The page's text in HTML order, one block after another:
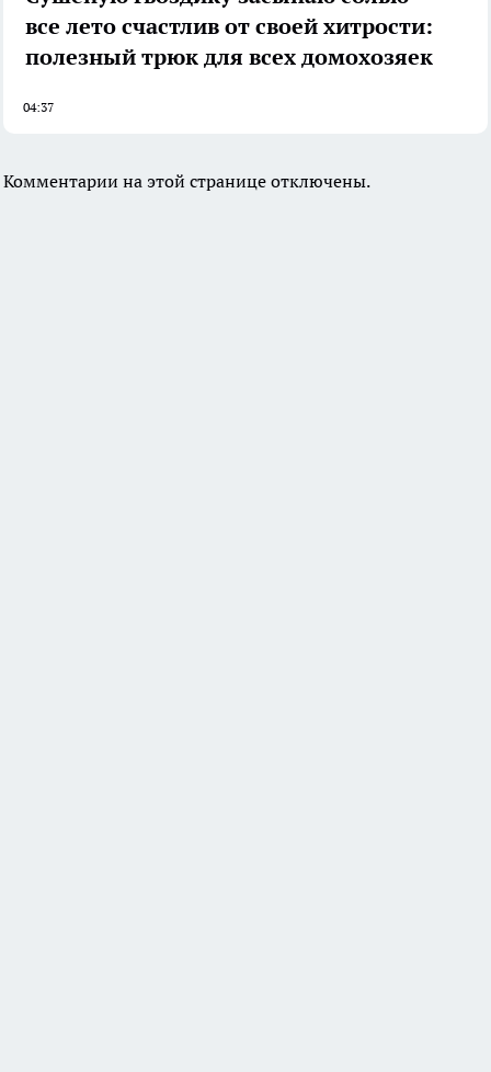
все лето счастлив от своей хитрости:
полезный трюк для всех домохозяек
04:37
Комментарии на этой странице отключены.